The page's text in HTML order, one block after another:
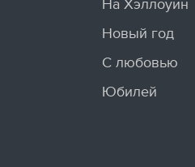
На Хэллоуин
Новый год
С любовью
Юбилей